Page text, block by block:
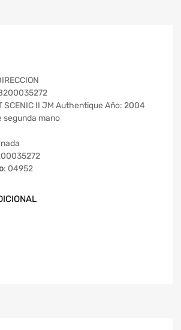
SCENIC II JM Authentique Año: 2004
segunda mano
: 04952